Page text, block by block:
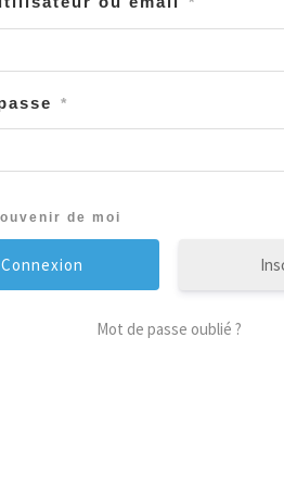
*
de moi
Mot de passe oublié ?